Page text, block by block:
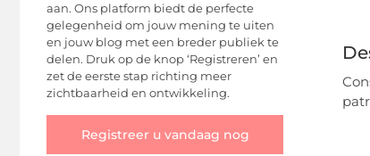
aan. Ons platform biedt de perfecte
gelegenheid om jouw mening te uiten
en jouw blog met een breder publiek te
delen. Druk op de knop ‘Registreren’ en
zet de eerste stap richting meer
zichtbaarheid en ontwikkeling.
Registreer u vandaag nog